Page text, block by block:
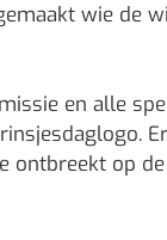
wie de
en alle
ontbreekt op